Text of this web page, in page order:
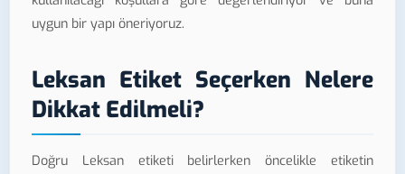
uygun bir yapı öneriyoruz.
Leksan Etiket Seçerken Nelere
Dikkat Edilmeli?
Doğru Leksan etiketi belirlerken öncelikle etiketin